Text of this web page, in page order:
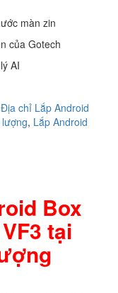
màn zin
của Gotech
AI
Địa chỉ Lắp Android
, Lắp Android
Box
tại